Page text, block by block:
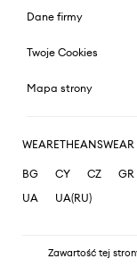
Dane firmy
Twoje Cookies
Mapa strony
BG CY CZ GR
UA
UA(RU)
Zawartość tej